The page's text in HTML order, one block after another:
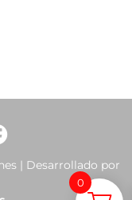
| Desarrollado por
0